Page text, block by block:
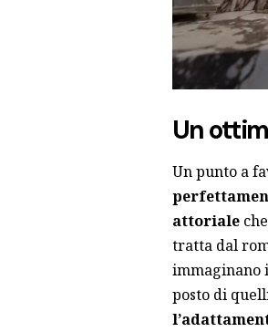
Un
Un punto a
attoriale
tratta dal
immaginano
posto di